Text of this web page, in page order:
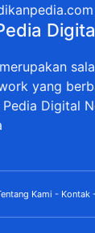
yang
Digital
Kami - Kontak